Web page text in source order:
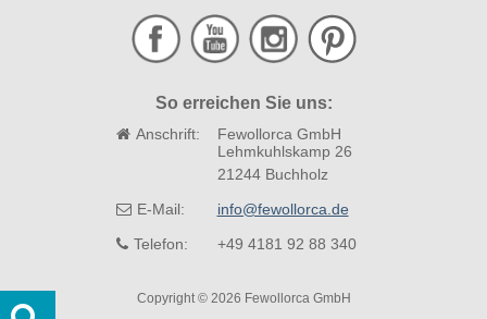
So erreichen Sie uns:
Anschrift:
Fewollorca GmbH
Lehmkuhlskamp 26
21244 Buchholz
E-Mail:
info@fewollorca.de
Telefon:
+49 4181 92 88 340
Copyright © 2026 Fewollorca GmbH